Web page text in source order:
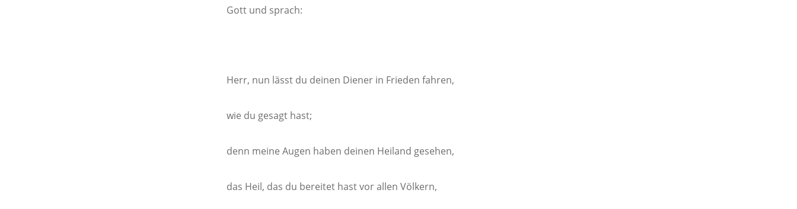
Gott und sprach:
Herr, nun lässt du deinen Diener in Frieden fahren,
wie du gesagt hast;
denn meine Augen haben deinen Heiland gesehen,
das Heil, das du bereitet hast vor allen Völkern,